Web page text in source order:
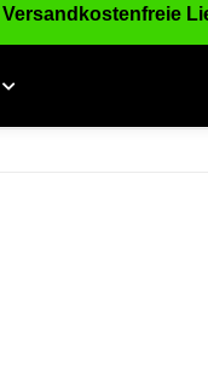
Versandkostenfreie